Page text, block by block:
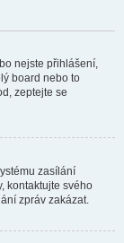
nejste přihlášení,
board nebo to
zeptejte se
zasílání
kontaktujte svého
zpráv zakázat.